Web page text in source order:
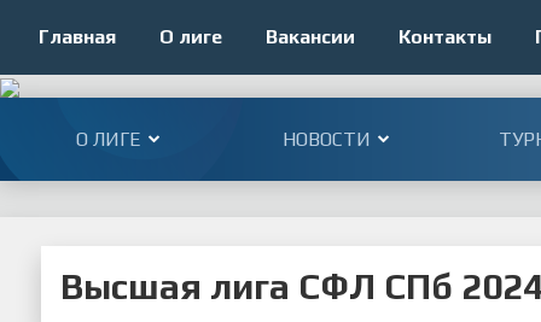
Главная О лиге Вакансии Контакты
О ЛИГЕ НОВОСТИ
Высшая лига СФЛ СПб